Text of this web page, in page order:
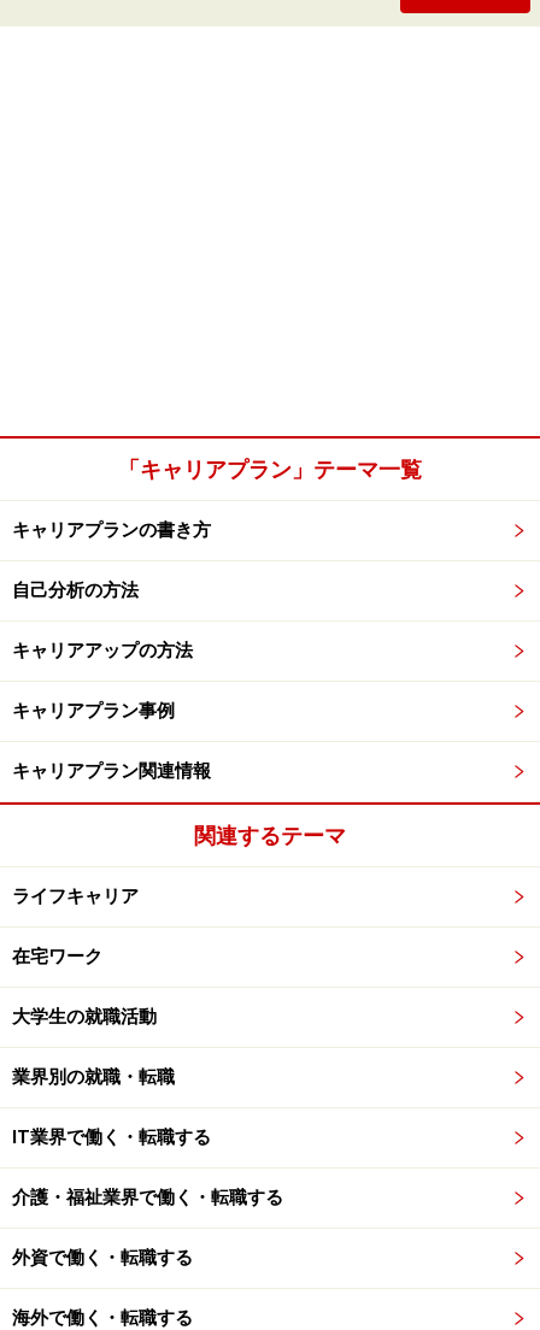
「キャリアプラン」テーマ一覧
キャリアプランの書き方
自己分析の方法
キャリアアップの方法
キャリアプラン事例
キャリアプラン関連情報
関連するテーマ
ライフキャリア
在宅ワーク
大学生の就職活動
業界別の就職・転職
IT業界で働く・転職する
介護・福祉業界で働く・転職する
外資で働く・転職する
海外で働く・転職する